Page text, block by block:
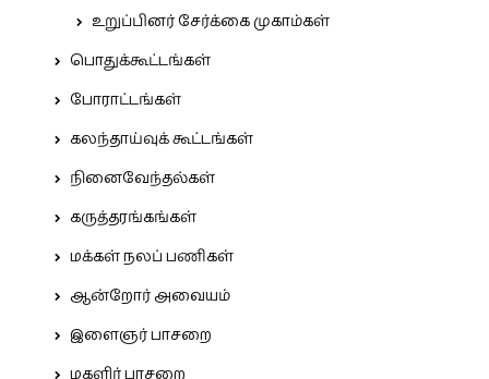
உறுப்பினர் சேர்க்கை முகாம்கள்
பொதுக்கூட்டங்கள்
போராட்டங்கள்
கலந்தாய்வுக் கூட்டங்கள்
நினைவேந்தல்கள்
கருத்தரங்கங்கள்
மக்கள் நலப் பணிகள்
ஆன்றோர் அவையம்
இளைஞர் பாசறை